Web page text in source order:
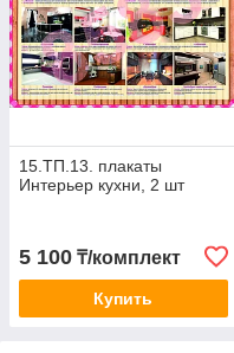
15.ТП.13. плакаты
Интерьер кухни, 2 шт
5 100 ₸/комплект
Купить